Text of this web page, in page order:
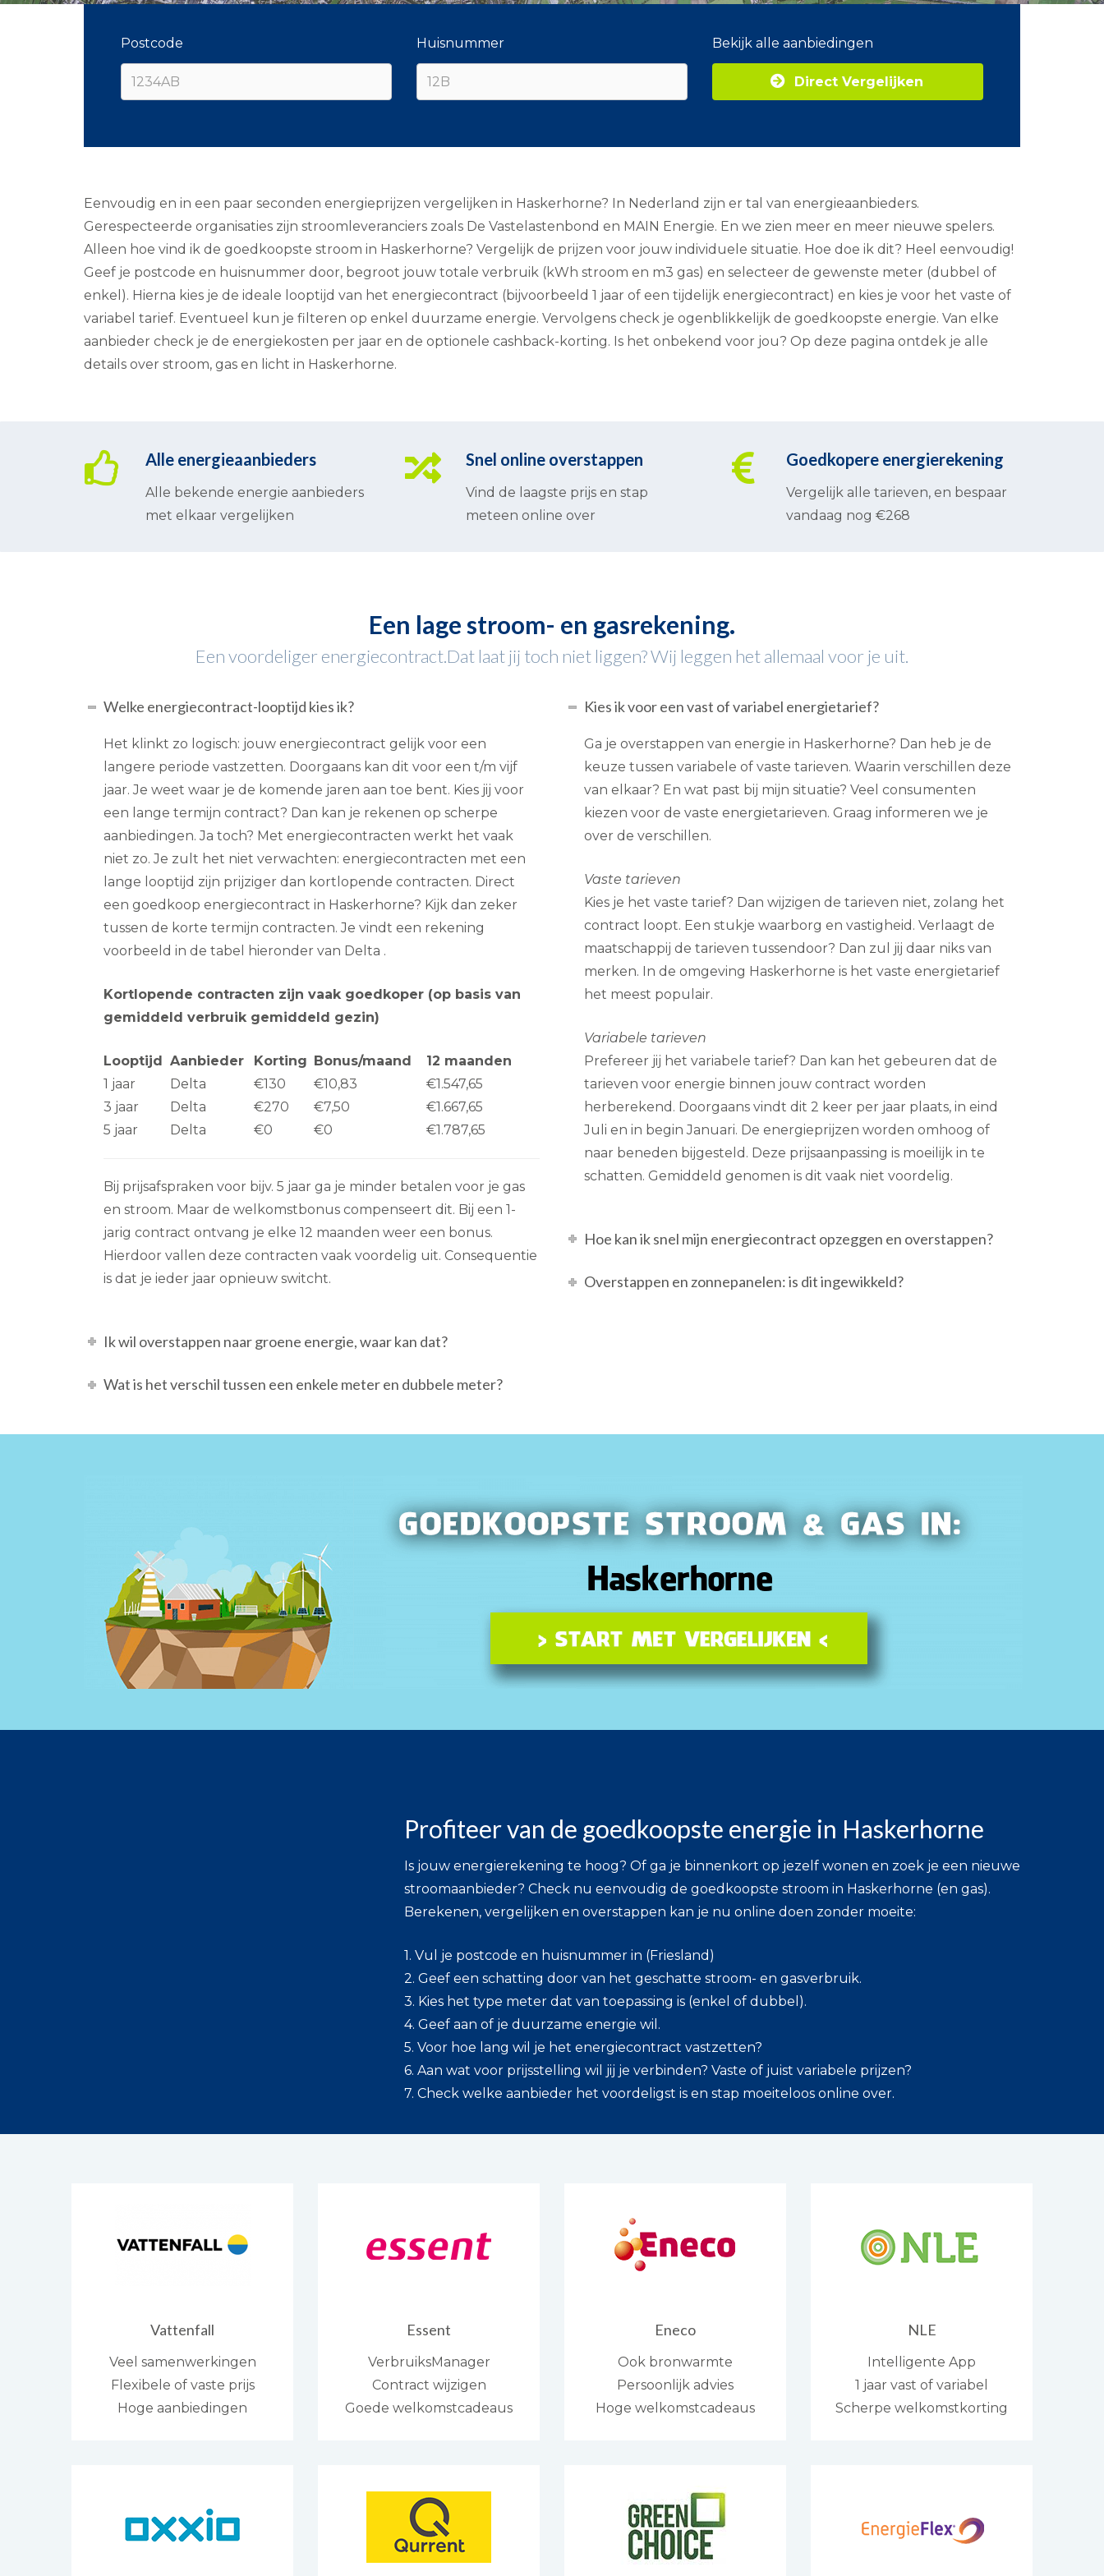
Postcode Huisnummer Bekijk alle aanbiedingen
Direct Vergelijken
Eenvoudig en in een paar seconden energieprijzen vergelijken in Haskerhorne? In Nederland zijn er tal van energieaanbieders.
Gerespecteerde organisaties zijn stroomleveranciers zoals De Vastelastenbond en MAIN Energie. En we zien meer en meer nieuwe spelers.
Alleen hoe vind ik de goedkoopste stroom in Haskerhorne? Vergelijk de prijzen voor jouw individuele situatie. Hoe doe ik dit? Heel eenvoudig!
Geef je postcode en huisnummer door, begroot jouw totale verbruik (kWh stroom en m3 gas) en selecteer de gewenste meter (dubbel of
enkel). Hierna kies je de ideale looptijd van het energiecontract (bijvoorbeeld 1 jaar of een tijdelijk energiecontract) en kies je voor het vaste of
variabel tarief. Eventueel kun je filteren op enkel duurzame energie. Vervolgens check je ogenblikkelijk de goedkoopste energie. Van elke
aanbieder check je de energiekosten per jaar en de optionele cashback-korting. Is het onbekend voor jou? Op deze pagina ontdek je alle
details over stroom, gas en licht in Haskerhorne.
Alle energieaanbieders
Alle bekende energie aanbieders
met elkaar vergelijken
Snel online overstappen
Vind de laagste prijs en stap
meteen online over
Goedkopere energierekening
Vergelijk alle tarieven, en bespaar
vandaag nog €268
Een lage stroom- en gasrekening.
Een voordeliger energiecontract.Dat laat jij toch niet liggen? Wij leggen het allemaal voor je uit.
Welke energiecontract-looptijd kies ik?
Het klinkt zo logisch: jouw energiecontract gelijk voor een
langere periode vastzetten. Doorgaans kan dit voor een t/m vijf
jaar. Je weet waar je de komende jaren aan toe bent. Kies jij voor
een lange termijn contract? Dan kan je rekenen op scherpe
aanbiedingen. Ja toch? Met energiecontracten werkt het vaak
niet zo. Je zult het niet verwachten: energiecontracten met een
lange looptijd zijn prijziger dan kortlopende contracten. Direct
een goedkoop energiecontract in Haskerhorne? Kijk dan zeker
tussen de korte termijn contracten. Je vindt een rekening
voorbeeld in de tabel hieronder van Delta .
Kortlopende contracten zijn vaak goedkoper (op basis van
gemiddeld verbruik gemiddeld gezin)
Looptijd Aanbieder Korting Bonus/maand
12 maanden
1 jaar
Delta €130 €10,83
€1.547,65
3 jaar
Delta €270 €7,50
€1.667,65
5 jaar
Delta €0 €0 €1.787,65
Bij prijsafspraken voor bijv. 5 jaar ga je minder betalen voor je gas
en stroom. Maar de welkomstbonus compenseert dit. Bij een 1-
jarig contract ontvang je elke 12 maanden weer een bonus.
Hierdoor vallen deze contracten vaak voordelig uit. Consequentie
is dat je ieder jaar opnieuw switcht.
Ik wil overstappen naar groene energie, waar kan dat?
Wat is het verschil tussen een enkele meter en dubbele meter?
Kies ik voor een vast of variabel energietarief?
Ga je overstappen van energie in Haskerhorne? Dan heb je de
keuze tussen variabele of vaste tarieven. Waarin verschillen deze
van elkaar? En wat past bij mijn situatie? Veel consumenten
kiezen voor de vaste energietarieven. Graag informeren we je
over de verschillen.
Vaste tarieven
Kies je het vaste tarief? Dan wijzigen de tarieven niet, zolang het
contract loopt. Een stukje waarborg en vastigheid. Verlaagt de
maatschappij de tarieven tussendoor? Dan zul jij daar niks van
merken. In de omgeving Haskerhorne is het vaste energietarief
het meest populair.
Variabele tarieven
Prefereer jij het variabele tarief? Dan kan het gebeuren dat de
tarieven voor energie binnen jouw contract worden
herberekend. Doorgaans vindt dit 2 keer per jaar plaats, in eind
Juli en in begin Januari. De energieprijzen worden omhoog of
naar beneden bijgesteld. Deze prijsaanpassing is moeilijk in te
schatten. Gemiddeld genomen is dit vaak niet voordelig.
Hoe kan ik snel mijn energiecontract opzeggen en overstappen?
Overstappen en zonnepanelen: is dit ingewikkeld?
Profiteer van de goedkoopste energie in Haskerhorne
Is jouw energierekening te hoog? Of ga je binnenkort op jezelf wonen en zoek je een nieuwe
stroomaanbieder? Check nu eenvoudig de goedkoopste stroom in Haskerhorne (en gas).
Berekenen, vergelijken en overstappen kan je nu online doen zonder moeite:
1. Vul je postcode en huisnummer in (Friesland)
2. Geef een schatting door van het geschatte stroom- en gasverbruik.
3. Kies het type meter dat van toepassing is (enkel of dubbel).
4. Geef aan of je duurzame energie wil.
5. Voor hoe lang wil je het energiecontract vastzetten?
6. Aan wat voor prijsstelling wil jij je verbinden? Vaste of juist variabele prijzen?
7. Check welke aanbieder het voordeligst is en stap moeiteloos online over.
Vattenfall
Veel samenwerkingen
Flexibele of vaste prijs
Hoge aanbiedingen
Essent
VerbruiksManager
Contract wijzigen
Goede welkomstcadeaus
Eneco
Ook bronwarmte
Persoonlijk advies
Hoge welkomstcadeaus
NLE
Intelligente App
1 jaar vast of variabel
Scherpe welkomstkorting